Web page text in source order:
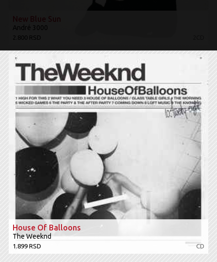
André 3000
2.800 RSD
House Of Balloons
The Weeknd
1.899 RSD CD